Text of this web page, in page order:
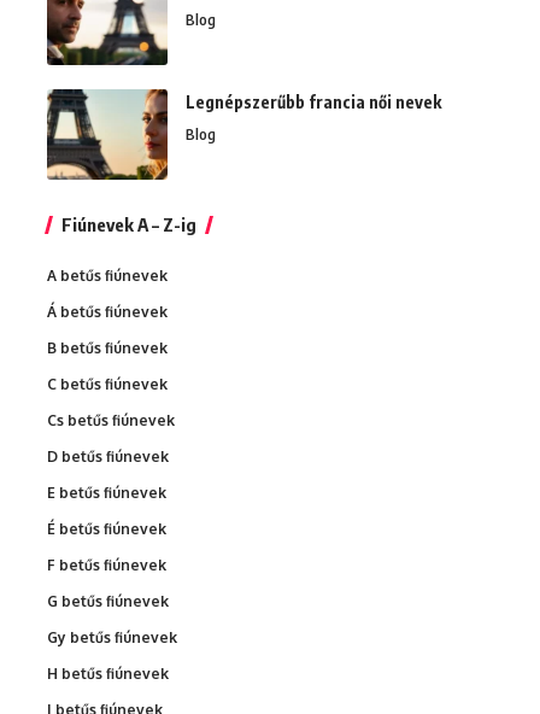
Blog
Legnépszerűbb francia női nevek
Blog
Fiúnevek A – Z-ig
A betűs fiúnevek
Á betűs fiúnevek
B betűs fiúnevek
C betűs fiúnevek
Cs betűs fiúnevek
D betűs fiúnevek
E betűs fiúnevek
É betűs fiúnevek
F betűs fiúnevek
G betűs fiúnevek
Gy betűs fiúnevek
H betűs fiúnevek
I betűs fiúnevek